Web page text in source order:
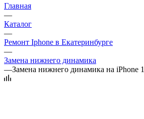
Главная
—
Каталог
—
Ремонт Iphone в Екатеринбурге
—
Замена нижнего динамика
—Замена нижнего динамика на iPhone